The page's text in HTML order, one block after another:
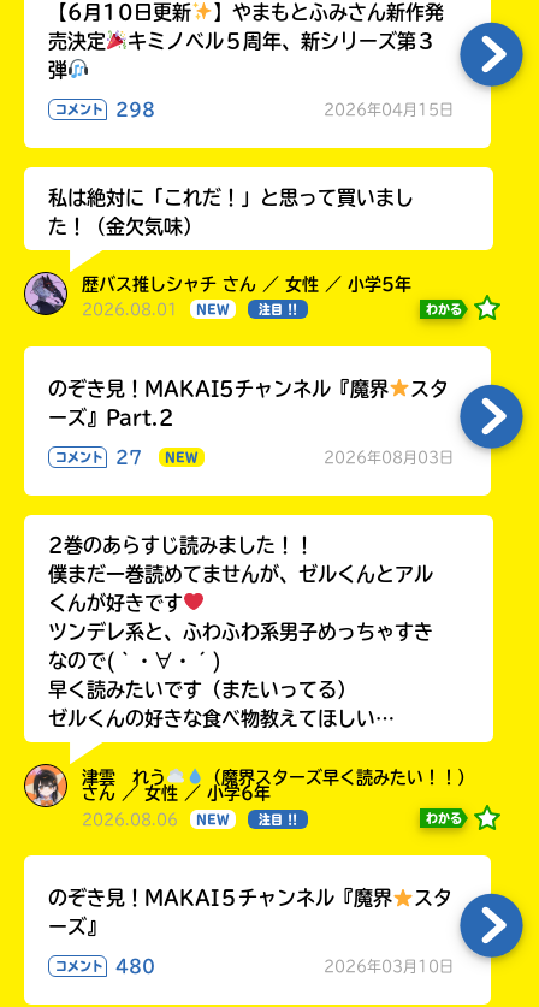
【6月10日更新
】やまもとふみさん新作発
売決定
キミノベル５周年、新シリーズ第３
弾
コメント 298 2026年04月15日
私は絶対に「これだ！」と思って買いまし
た！（金欠気味）
歴バス推しシャチ さん ／ 女性 ／ 小学5年
2026.08.01 NEW 注目 !! わかる
のぞき見！MAKAI5チャンネル『魔界
スタ
ーズ』Part.2
コメント 27 NEW 2026年08月03日
2巻のあらすじ読みました！！
僕まだ一巻読めてませんが、ゼルくんとアル
くんが好きです
ツンデレ系と、ふわふわ系男子めっちゃすき
なので(｀・∀・´)
早く読みたいです（またいってる）
ゼルくんの好きな食べ物教えてほしい…
津雲 れう
（魔界スターズ早く読みたい！！）
さん ／ 女性 ／ 小学6年
2026.08.06 NEW 注目 !! わかる
のぞき見！MAKAI５チャンネル『魔界
スタ
ーズ』
コメント 480 2026年03月10日